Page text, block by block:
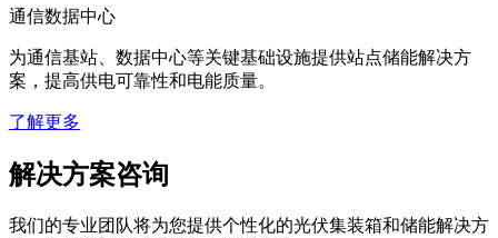
通信数据中心
为通信基站、数据中心等关键基础设施提供站点储能解决方
案，提高供电可靠性和电能质量。
了解更多
解决方案咨询
我们的专业团队将为您提供个性化的光伏集装箱和储能解决方